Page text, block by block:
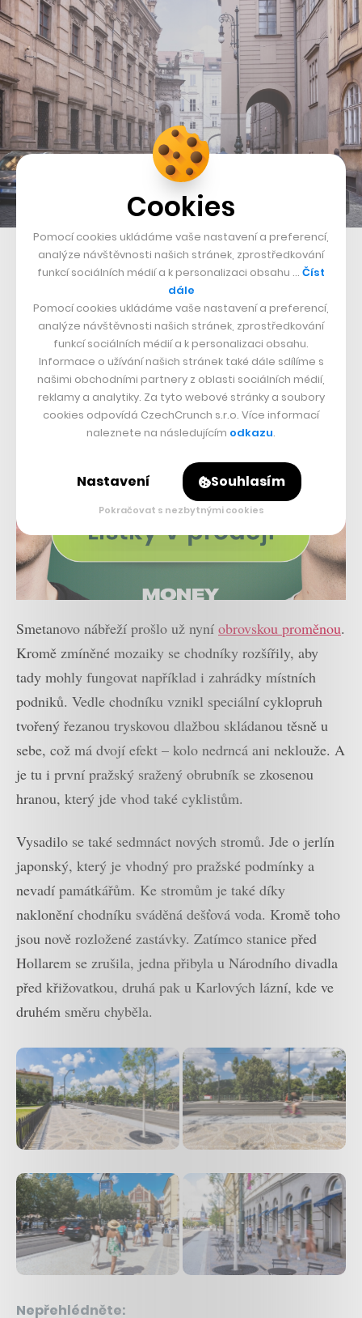
Cyklostezka povede i v druhém směru
Smetanovo nábřeží prošlo už nyní obrovskou proměnou.
Kromě zmíněné mozaiky se chodníky rozšířily, aby
tady mohly fungovat například i zahrádky místních
podniků. Vedle chodníku vznikl speciální cyklopruh
tvořený řezanou tryskovou dlažbou skládanou těsně u
sebe, což má dvojí efekt – kolo nedrncá ani neklouže. A
je tu i první pražský sražený obrubník se zkosenou
hranou, který jde vhod také cyklistům.
Vysadilo se také sedmnáct nových stromů. Jde o jerlín
japonský, který je vhodný pro pražské podmínky a
nevadí památkářům. Ke stromům je také díky
naklonění chodníku sváděná dešťová voda. Kromě toho
jsou nově rozložené zastávky. Zatímco stanice před
Hollarem se zrušila, jedna přibyla u Národního divadla
před křižovatkou, druhá pak u Karlových lázní, kde ve
druhém směru chyběla.
Nepřehlédněte:
Cookies
Pomocí cookies ukládáme vaše nastavení a preferencí,
analýze návštěvnosti našich stránek, zprostředkování
funkcí sociálních médií a k personalizaci obsahu … Číst
dále
Pomocí cookies ukládáme vaše nastavení a preferencí,
analýze návštěvnosti našich stránek, zprostředkování
funkcí sociálních médií a k personalizaci obsahu.
Informace o užívání našich stránek také dále sdílíme s
našimi obchodními partnery z oblasti sociálních médií,
reklamy a analytiky. Za tyto webové stránky a soubory
cookies odpovídá CzechCrunch s.r.o. Více informací
naleznete na následujícím odkazu.
Nastavení Souhlasím
Pokračovat s nezbytnými cookies